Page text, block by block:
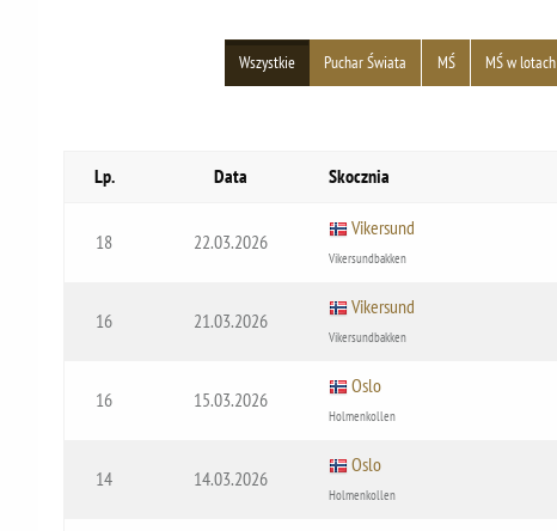
Wszystkie Puchar Świata MŚ MŚ w lotach
Lp. Data Skocznia
18 22.03.2026
Vikersund
Vikersundbakken
16 21.03.2026
Vikersund
Vikersundbakken
16 15.03.2026
Oslo
Holmenkollen
14 14.03.2026
Oslo
Holmenkollen